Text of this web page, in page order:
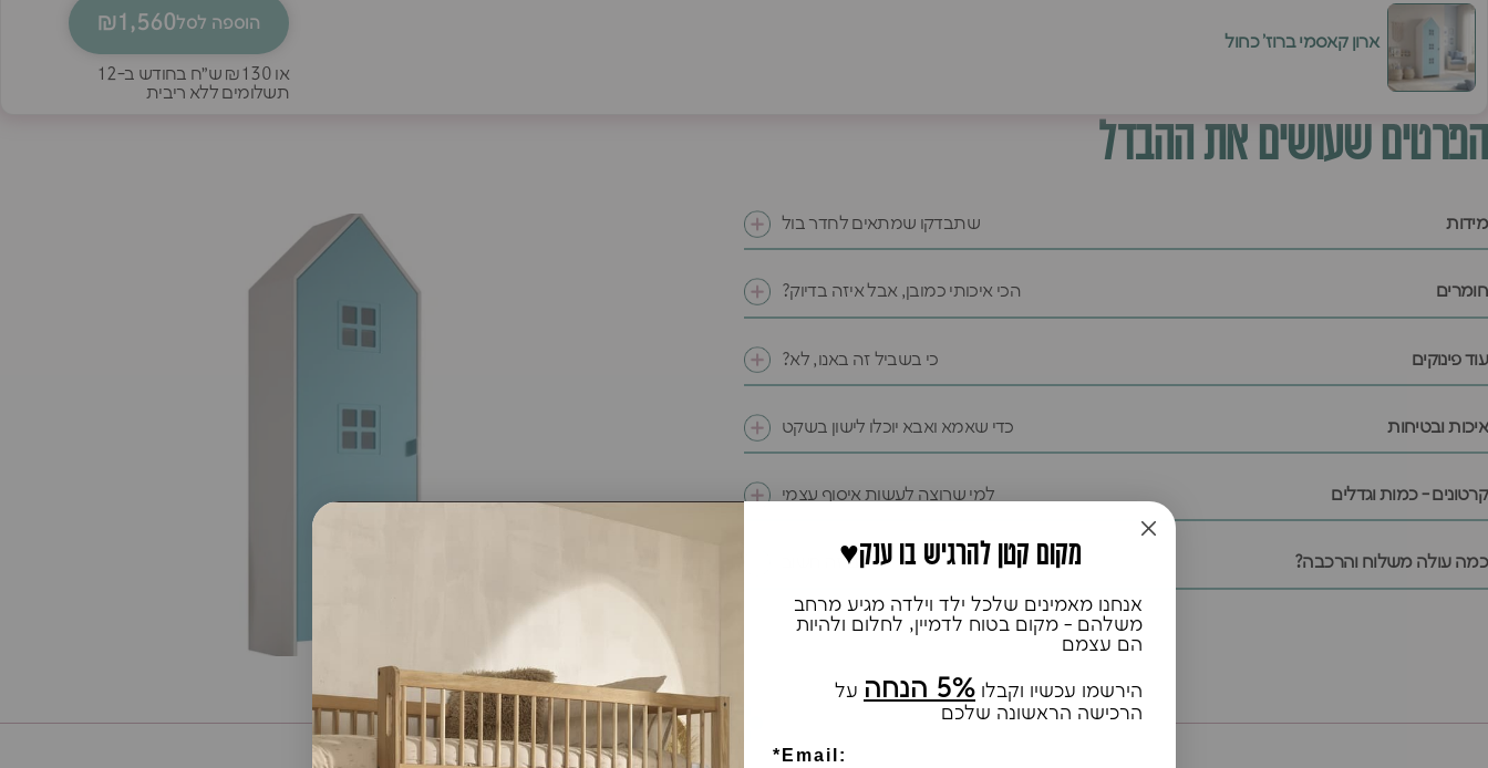
ארון קאסמי ברוז' כחול
הוספה לסל₪1,560
או₪130
ש״ח בחודש ב-12
תשלומים ללא ריבית
הפרטים שעושים את ההבדל
מידות שתבדקו שמתאים לחדר בול
חומרים הכי איכותי כמובן, אבל איזה בדיוק?
עוד פינוקים כי בשביל זה באנו, לא?
איכות ובטיחות כדי שאמא ואבא יוכלו לישון בשקט
קרטונים - כמות וגדלים למי שרוצה לעשות איסוף עצמי
כמה עולה משלוח והרכבה? גם זה חשוב♥️מקום קטן להרגיש בו ענק
אנחנו מאמינים שלכל ילד וילדה מגיע מרחב
משלהם - מקום בטוח לדמיין, לחלום ולהיות
הם עצמם
הירשמו עכשיו וקבלו 5% הנחה
על
הרכישה הראשונה שלכם
*Email: